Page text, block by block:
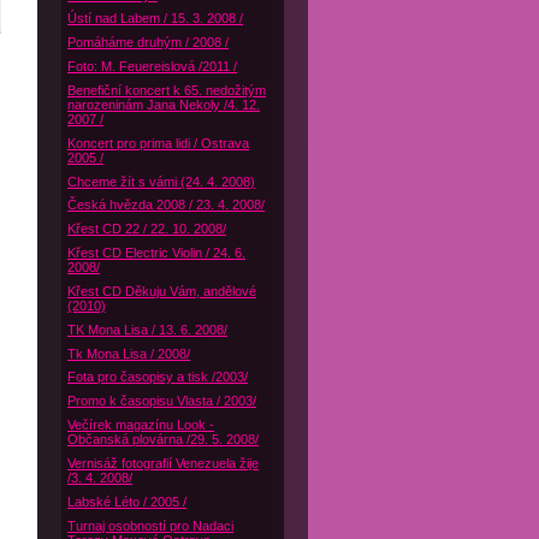
Ústí nad Labem / 15. 3. 2008 /
Pomáháme druhým / 2008 /
Foto: M. Feuereislová /2011 /
Benefiční koncert k 65. nedožitým
narozeninám Jana Nekoly /4. 12.
2007 /
Koncert pro prima lidi / Ostrava
2005 /
Chceme žít s vámi (24. 4. 2008)
Česká hvězda 2008 / 23. 4. 2008/
Křest CD 22 / 22. 10. 2008/
Křest CD Electric Violin / 24. 6.
2008/
Křest CD Děkuju Vám, andělové
(2010)
TK Mona Lisa / 13. 6. 2008/
Tk Mona Lisa / 2008/
Fota pro časopisy a tisk /2003/
Promo k časopisu Vlasta / 2003/
Večírek magazínu Look -
Občanská plovárna /29. 5. 2008/
Vernisáž fotografií Venezuela žije
/3. 4. 2008/
Labské Léto / 2005 /
Turnaj osobností pro Nadaci